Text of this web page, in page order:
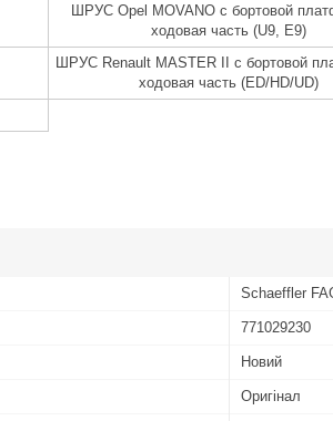
ШРУС Opel MOVANO c бортовой
ходовая часть (U9, E9)
ШРУС Renault MASTER II c бортовой
ходовая часть (ED/HD/UD)
Schaeffler
771029230
Новий
Оригінал